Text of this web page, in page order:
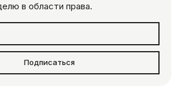
в области права.
Подписаться